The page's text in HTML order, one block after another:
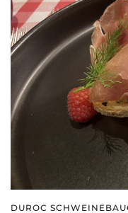
DUROC